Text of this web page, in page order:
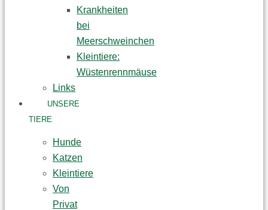
Krankheiten
bei
Meerschweinchen
Kleintiere:
Wüstenrennmäuse
Links
UNSERE
TIERE
Hunde
Katzen
Kleintiere
Von
Privat